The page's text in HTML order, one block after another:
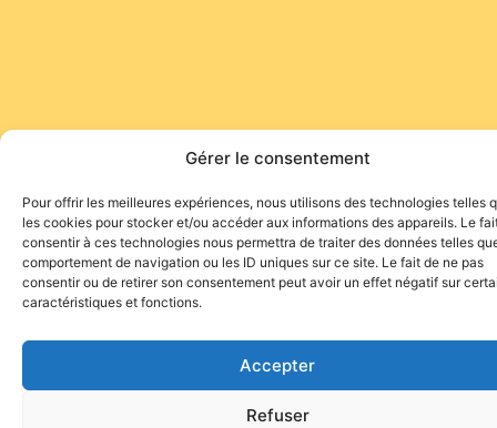
Gérer le consentement
Pour offrir les meilleures expériences, nous utilisons des technologies telles
les cookies pour stocker et/ou accéder aux informations des appareils. Le
consentir à ces technologies nous permettra de traiter des données telles
comportement de navigation ou les ID uniques sur ce site. Le fait de ne pas
consentir ou de retirer son consentement peut avoir un effet négatif sur
caractéristiques et fonctions.
Accepter
Refuser